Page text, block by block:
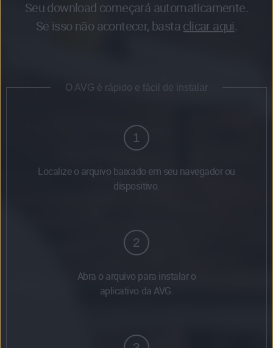
Seu download começará automaticamente.
Se isso não acontecer, basta clicar aqui.
O AVG é rápido e fácil de instalar
1
Localize o arquivo baixado em seu navegador ou
dispositivo.
2
Abra o arquivo para instalar o
aplicativo da AVG.